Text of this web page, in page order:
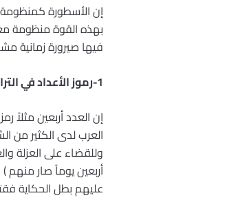
بهذه القوة منظومة
فيها صيرورة زمانية
1-رموز الأعداد في التراث الشعبي :
إن العدد أربعين مثلاً
العرب لدى الكثير من
وللقضاء على العزلة
أربعين يوماً صار منهم
عليهم بطل الحكاية